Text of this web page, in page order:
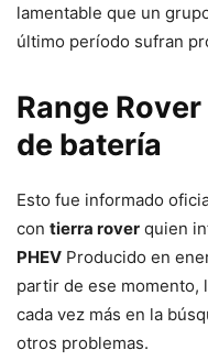
lamentable que un
último período sufran
Range
de batería
Esto fue informado
con tierra rover quien
PHEV Producido en
partir de ese momento,
cada vez más en la
otros problemas.